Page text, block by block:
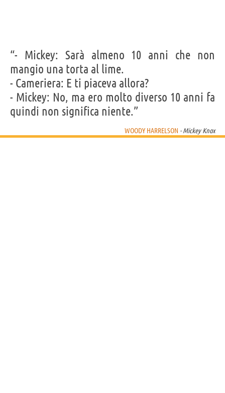
“- Mickey: Sarà almeno 10 anni che non
mangio una torta al lime.
- Cameriera: E ti piaceva allora?
- Mickey: No, ma ero molto diverso 10 anni fa
quindi non significa niente.”
WOODY HARRELSON - Mickey Knox